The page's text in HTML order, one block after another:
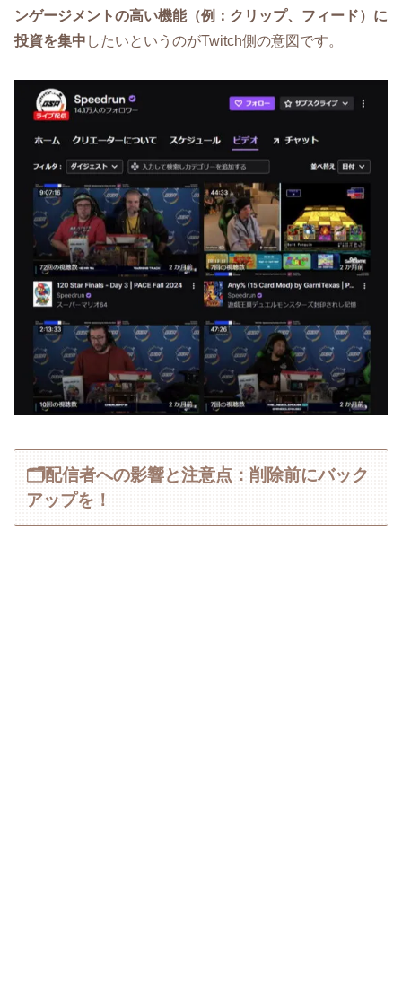
ンゲージメントの高い機能（例：クリップ、フィード）に
投資を集中 したいというのがTwitch側の意図です。
🗂配信者への影響と注意点：削除前にバック
アップを！